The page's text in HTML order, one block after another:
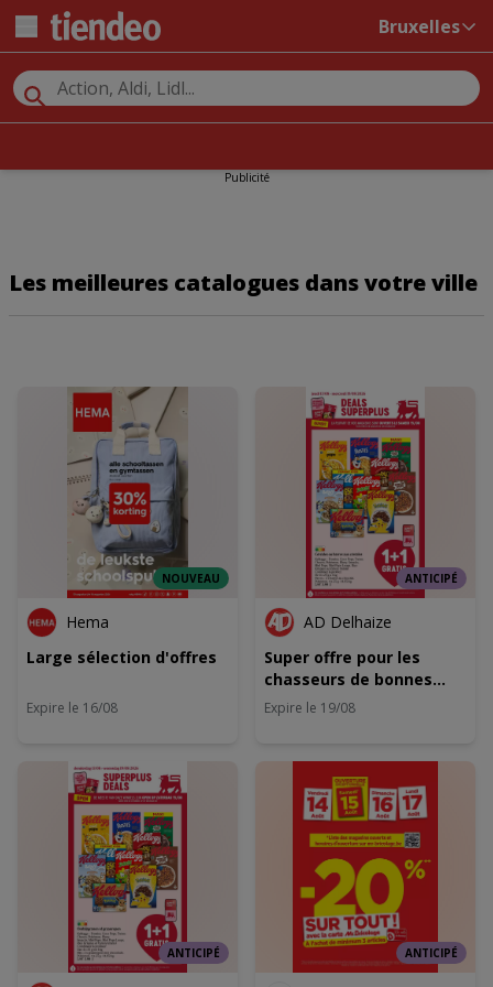
Bruxelles
Publicité
Les meilleures catalogues dans votre ville
NOUVEAU
Hema
Large sélection d'offres
Expire le 16/08
ANTICIPÉ
AD Delhaize
Super offre pour les
chasseurs de bonnes
affaires
Expire le 19/08
ANTICIPÉ ANTICIPÉ